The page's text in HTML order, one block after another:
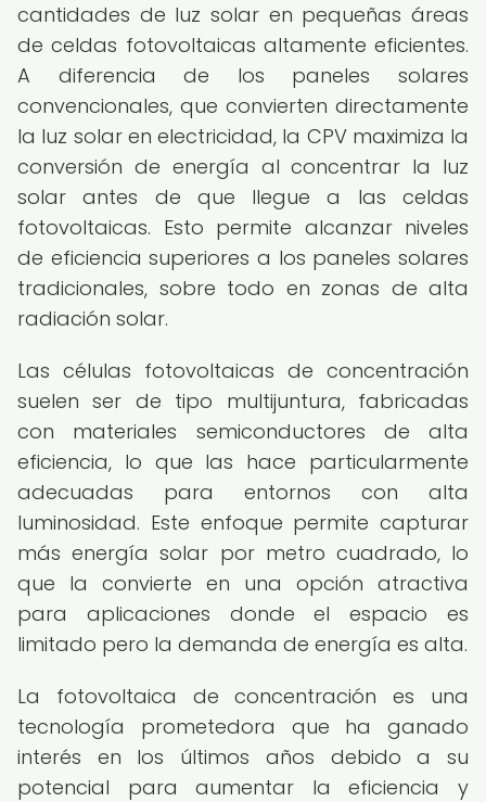
cantidades de luz solar en pequeñas áreas
de celdas fotovoltaicas altamente eficientes.
A diferencia de los paneles solares
convencionales, que convierten directamente
la luz solar en electricidad, la CPV maximiza la
conversión de energía al concentrar la luz
solar antes de que llegue a las celdas
fotovoltaicas. Esto permite alcanzar niveles
de eficiencia superiores a los paneles solares
tradicionales, sobre todo en zonas de alta
radiación solar.
Las células fotovoltaicas de concentración
suelen ser de tipo multijuntura, fabricadas
con materiales semiconductores de alta
eficiencia, lo que las hace particularmente
adecuadas para entornos con alta
luminosidad. Este enfoque permite capturar
más energía solar por metro cuadrado, lo
que la convierte en una opción atractiva
para aplicaciones donde el espacio es
limitado pero la demanda de energía es alta.
La fotovoltaica de concentración es una
tecnología prometedora que ha ganado
interés en los últimos años debido a su
potencial para aumentar la eficiencia y